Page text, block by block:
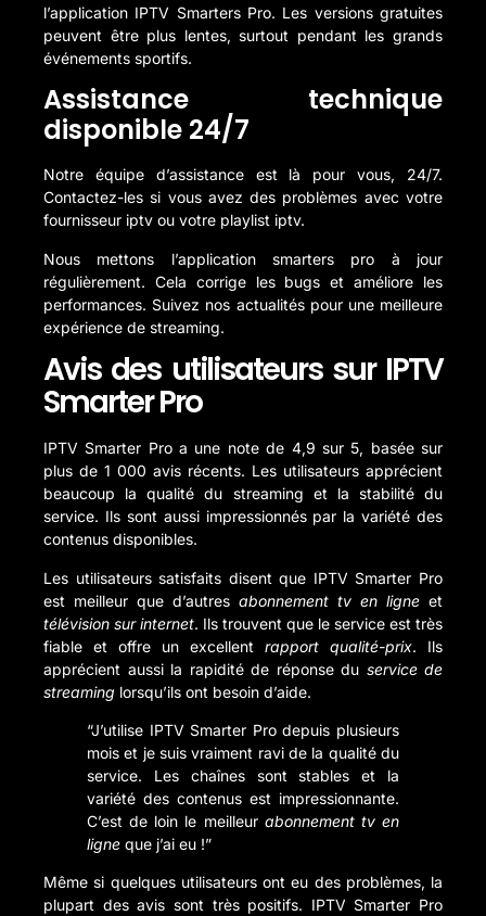
l’application IPTV Smarters Pro. Les versions gratuites
peuvent être plus lentes, surtout pendant les grands
événements sportifs.
Assistance technique
disponible 24/7
Notre équipe d’assistance est là pour vous, 24/7.
Contactez-les si vous avez des problèmes avec votre
fournisseur iptv ou votre playlist iptv.
Nous mettons l’application smarters pro à jour
régulièrement. Cela corrige les bugs et améliore les
performances. Suivez nos actualités pour une meilleure
expérience de streaming.
Avis des utilisateurs sur IPTV
Smarter Pro
IPTV Smarter Pro a une note de 4,9 sur 5, basée sur
plus de 1 000 avis récents. Les utilisateurs apprécient
beaucoup la qualité du streaming et la stabilité du
service. Ils sont aussi impressionnés par la variété des
contenus disponibles.
Les utilisateurs satisfaits disent que IPTV Smarter Pro
est meilleur que d’autres abonnement tv en ligne et
télévision sur internet. Ils trouvent que le service est très
fiable et offre un excellent rapport qualité-prix. Ils
apprécient aussi la rapidité de réponse du service de
streaming lorsqu’ils ont besoin d’aide.
“J’utilise IPTV Smarter Pro depuis plusieurs
mois et je suis vraiment ravi de la qualité du
service. Les chaînes sont stables et la
variété des contenus est impressionnante.
C’est de loin le meilleur abonnement tv en
ligne que j’ai eu !”
Même si quelques utilisateurs ont eu des problèmes, la
plupart des avis sont très positifs. IPTV Smarter Pro